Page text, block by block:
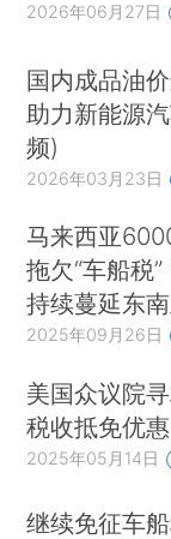
2026年06月27日
国内成品油
助力新能源
频)
2026年03月23日
马来西亚
拖欠“车船税
持续蔓延东
2025年09月26日
美国众议院
税收抵免优惠
2025年05月14日
继续免征车